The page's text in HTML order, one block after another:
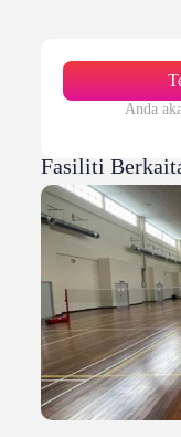
Anda
Fasiliti